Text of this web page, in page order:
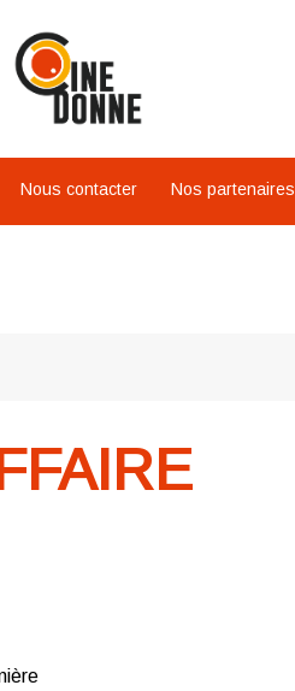
Nous contacter Nos partenaires